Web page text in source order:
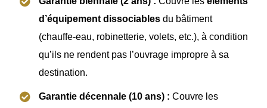
d’équipement dissociables du bâtiment
(chauffe-eau, robinetterie, volets, etc.), à condition
qu’ils ne rendent pas l’ouvrage impropre à sa
destination.
Garantie décennale (10 ans) : Couvre les